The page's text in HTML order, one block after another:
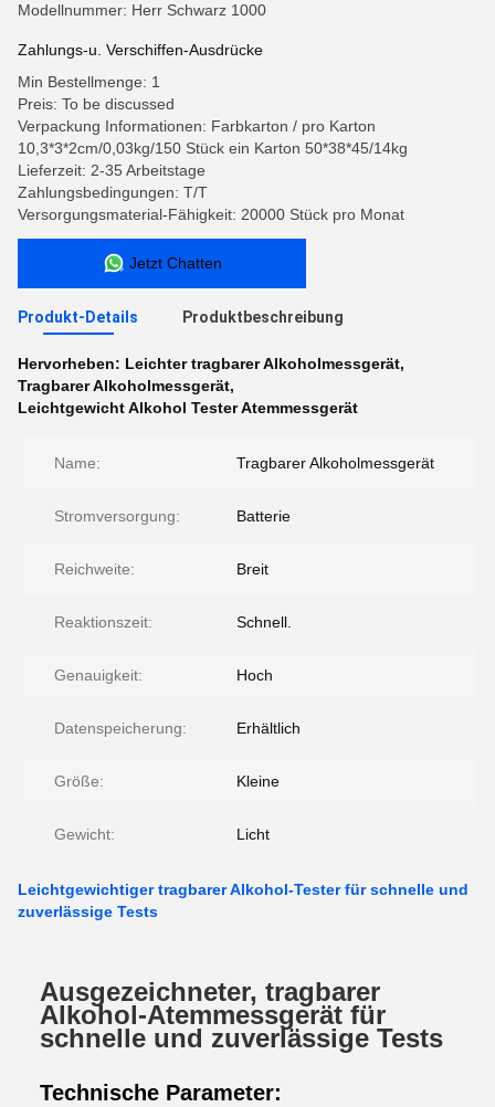
Modellnummer: Herr Schwarz 1000
Zahlungs-u. Verschiffen-Ausdrücke
Min Bestellmenge: 1
Preis: To be discussed
Verpackung Informationen: Farbkarton / pro Karton
10,3*3*2cm/0,03kg/150 Stück ein Karton 50*38*45/14kg
Lieferzeit: 2-35 Arbeitstage
Zahlungsbedingungen: T/T
Versorgungsmaterial-Fähigkeit: 20000 Stück pro Monat
Jetzt Chatten
Produkt-Details Produktbeschreibung
Hervorheben: Leichter tragbarer Alkoholmessgerät,
Tragbarer Alkoholmessgerät,
Leichtgewicht Alkohol Tester Atemmessgerät
Name: Tragbarer Alkoholmessgerät
Stromversorgung: Batterie
Reichweite: Breit
Reaktionszeit: Schnell.
Genauigkeit: Hoch
Datenspeicherung: Erhältlich
Größe: Kleine
Gewicht: Licht
Leichtgewichtiger tragbarer Alkohol-Tester für schnelle und
zuverlässige Tests
Ausgezeichneter, tragbarer
Alkohol-Atemmessgerät für
schnelle und zuverlässige Tests
Technische Parameter: